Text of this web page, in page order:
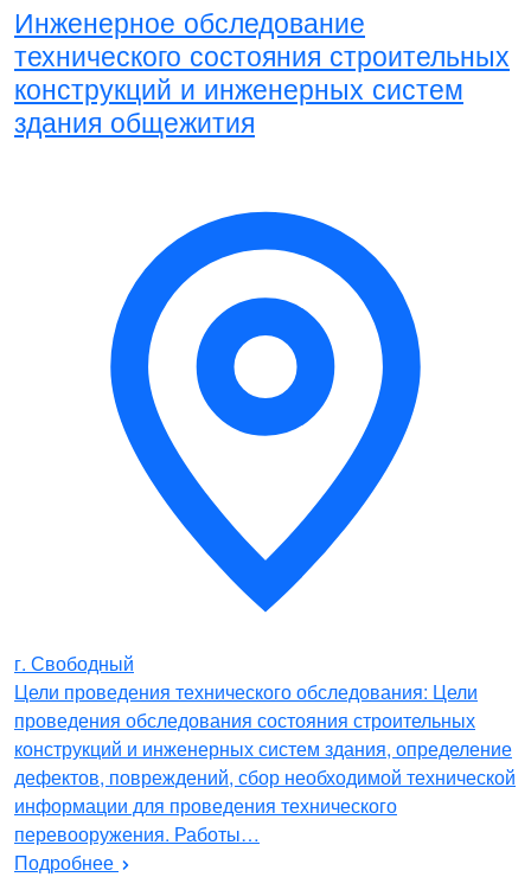
Инженерное обследование
технического состояния строительных
конструкций и инженерных систем
здания общежития
г. Свободный
Цели проведения технического обследования: Цели
проведения обследования состояния строительных
конструкций и инженерных систем здания, определение
дефектов, повреждений, сбор необходимой технической
информации для проведения технического
перевооружения. Работы…
Подробнее